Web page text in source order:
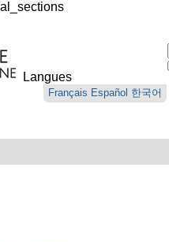
Langues
Français Español 한국어